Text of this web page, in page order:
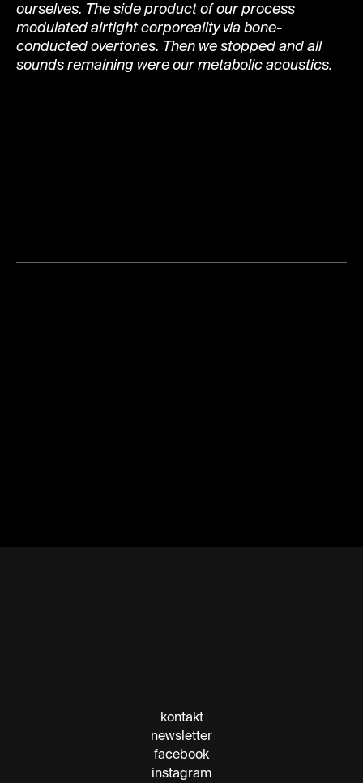
ourselves. The side product of our process
modulated airtight corporeality via bone-
conducted overtones. Then we stopped and all
sounds remaining were our metabolic acoustics.
kontakt
newsletter
facebook
instagram